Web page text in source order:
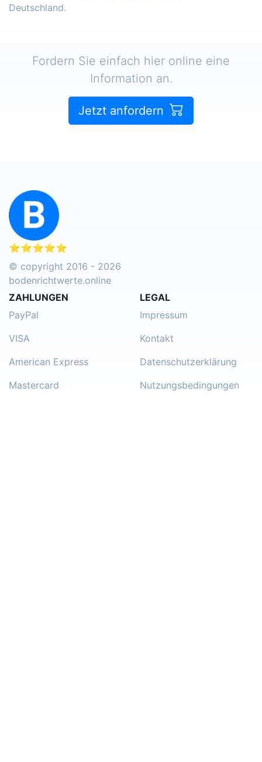
Deutschland.
Fordern Sie einfach hier online eine
Information an.
Jetzt anfordern
⭐⭐⭐⭐⭐
© copyright 2016 - 2026
bodenrichtwerte.online
ZAHLUNGEN
PayPal
VISA
American Express
Mastercard
LEGAL
Impressum
Kontakt
Datenschutzerklärung
Nutzungsbedingungen